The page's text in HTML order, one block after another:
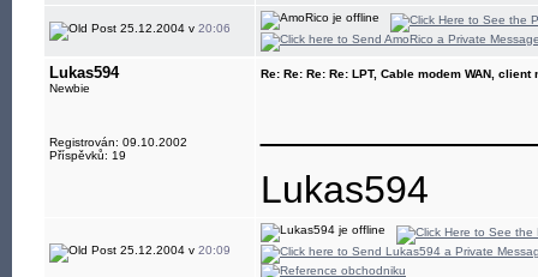
25.12.2004 v 20:06
Lukas594
Newbie
Registrován: 09.10.2002
Příspěvků: 19
Re: Re: Re: Re: LPT, Cable modem WAN,
Lukas594
25.12.2004 v 20:09